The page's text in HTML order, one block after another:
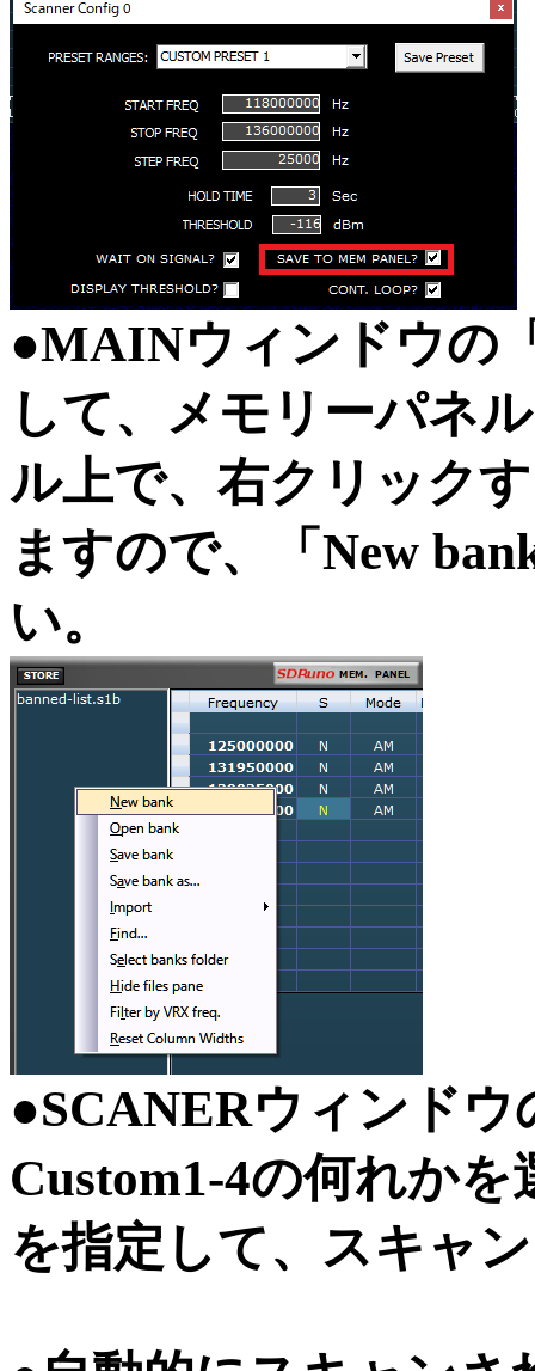
●MAINウィンドウの
して、メモリーパネ
ル上で、右クリック
ますので、「New
い。
●SCANERウィンドウ
Custom1-4の何れか
を指定して、スキャ